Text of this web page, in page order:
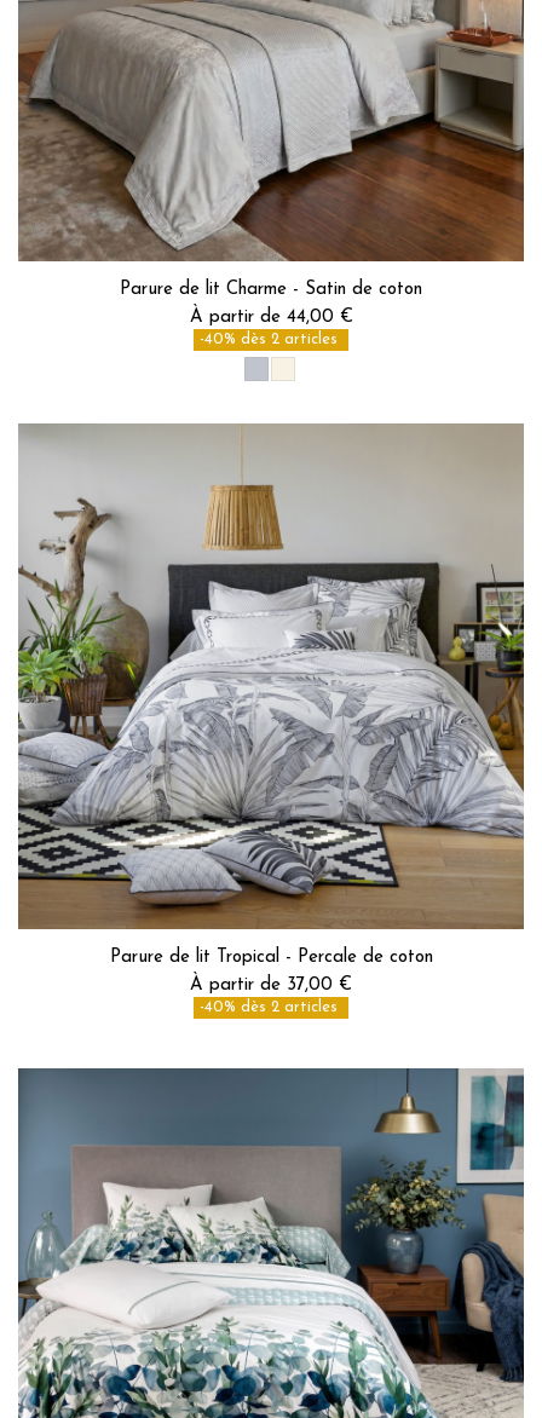
Parure de lit Charme - Satin de coton
À partir de 44,00 €
-40% dès 2 articles
Parure de lit Tropical - Percale de coton
À partir de 37,00 €
-40% dès 2 articles